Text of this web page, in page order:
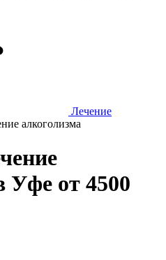
Лечение
алкоголизма
Уфе от 4500